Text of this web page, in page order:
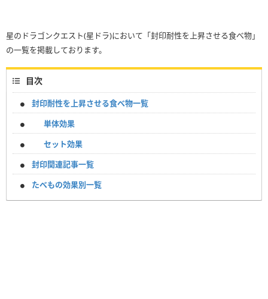
星のドラゴンクエスト(星ドラ)において「封印耐性を上昇させる食べ物」
の一覧を掲載しております。
目次
封印耐性を上昇させる食べ物一覧
単体効果
セット効果
封印関連記事一覧
たべもの効果別一覧